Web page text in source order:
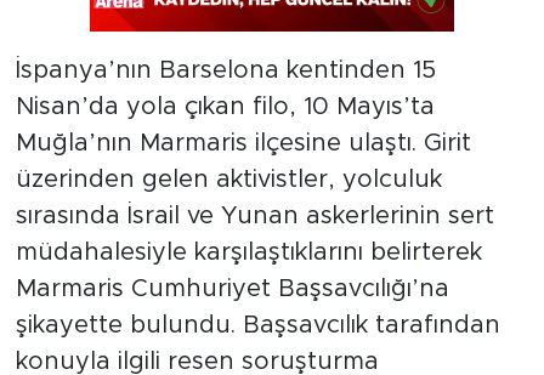
İspanya’nın Barselona kentinden 15
Nisan’da yola çıkan filo, 10 Mayıs’ta
Muğla’nın Marmaris ilçesine ulaştı. Girit
üzerinden gelen aktivistler, yolculuk
sırasında İsrail ve Yunan askerlerinin sert
müdahalesiyle karşılaştıklarını belirterek
Marmaris Cumhuriyet Başsavcılığı’na
şikayette bulundu. Başsavcılık tarafından
konuyla ilgili resen soruşturma